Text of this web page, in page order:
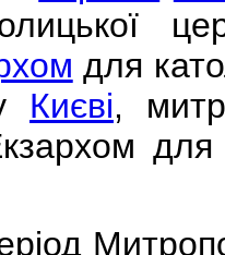
для
Києві,
для